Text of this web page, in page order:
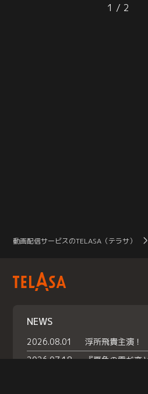
1
動画配信サービスのTELASA（テラサ）
NEWS
2026.08.01
2026.07.18